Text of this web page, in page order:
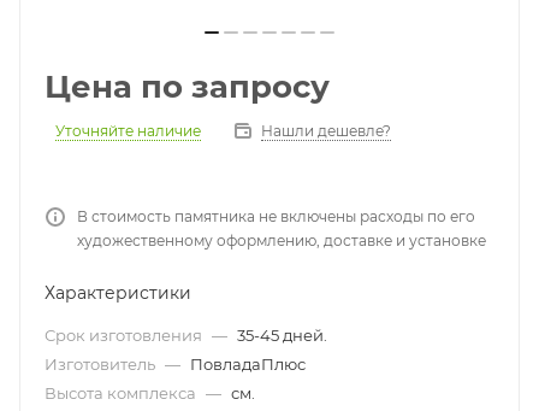
Цена по запросу
Уточняйте наличие Нашли дешевле?
В стоимость памятника не включены расходы по его
художественному оформлению, доставке и установке
Характеристики
Срок изготовления — 35-45 дней.
Изготовитель — ПовладаПлюс
Высота комплекса — см.